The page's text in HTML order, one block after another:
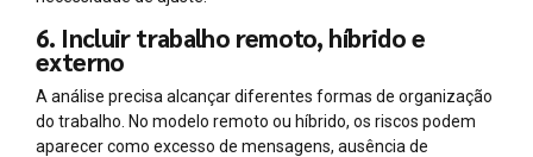
6. Incluir trabalho remoto, híbrido e
externo
A análise precisa alcançar diferentes formas de organização
do trabalho. No modelo remoto ou híbrido, os riscos podem
aparecer como excesso de mensagens, ausência de